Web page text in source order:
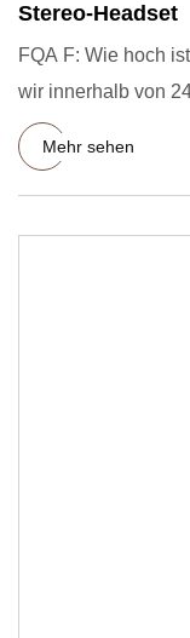
Stereo-Headset
FQA F: Wie hoch ist der Preis? A:
wir innerhalb von
ein Ange
Mehr sehen